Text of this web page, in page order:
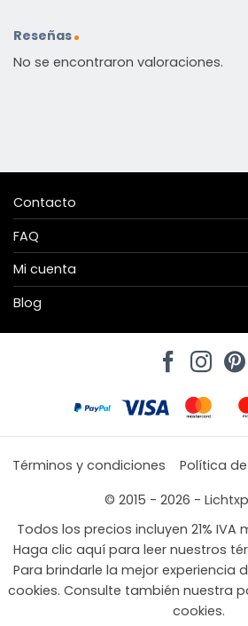
Reseñas
No se encontraron valoraciones.
Contacto
FAQ
Mi cuenta
Blog
Términos y condiciones Política
© 2015 - 2026 -
Todos los precios incluyen 21%
Haga clic aquí para leer nuestros
Para brindarle la mejor experiencia
cookies. Consulte también nuestra
cookies.